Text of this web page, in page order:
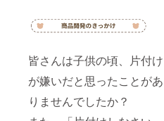
皆さんは子供の頃、片付け
が嫌いだと思ったことがあ
りませんでしたか？